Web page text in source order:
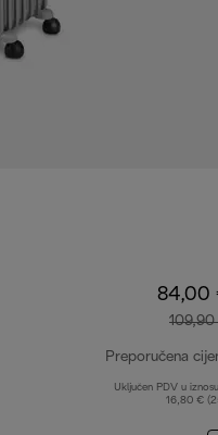
84,00
Preporučena
Uključen PDV u
16,80 €